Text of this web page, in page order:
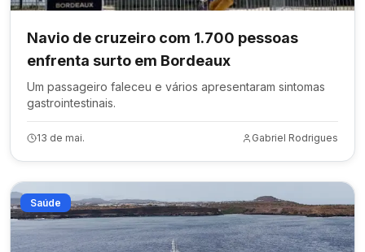
Navio de cruzeiro com 1.700 pessoas
enfrenta surto em Bordeaux
Um passageiro faleceu e vários apresentaram sintomas
gastrointestinais.
13 de mai. Gabriel Rodrigues
Saúde